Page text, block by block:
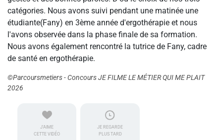
catégories. Nous avons suivi pendant une matinée une
étudiante(Fany) en 3ème année d'ergothérapie et nous
l'avons observée dans la phase finale de sa formation.
Nous avons également rencontré la tutrice de Fany, cadre
de santé en ergothérapie.
©Parcoursmetiers - Concours JE FILME LE MÉTIER QUI ME PLAIT
2026
J'AIME
CETTE VIDÉO
JE REGARDE
PLUS TARD